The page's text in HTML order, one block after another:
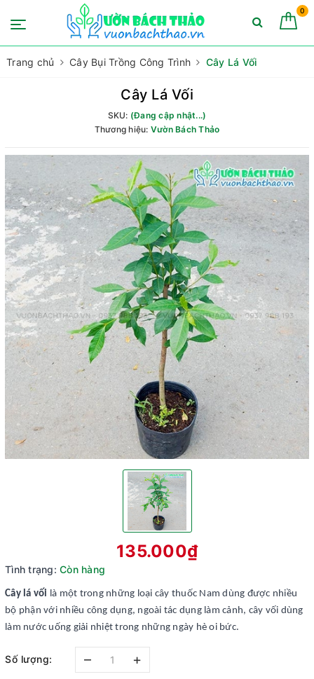
0
Trang chủ Cây Bụi Trồng Công Trình Cây Lá Vối
Cây Lá Vối
SKU: (Đang cập nhật...)
Thương hiệu: Vườn Bách Thảo
135.000₫
Tình trạng: Còn hàng
Cây lá vối là một trong những loại cây thuốc Nam dùng được nhiều
bộ phận với nhiều công dụng, ngoài tác dụng làm cảnh, cây vối dùng
làm nước uống giải nhiệt trong những ngày hè oi bức.
Số lượng: – +